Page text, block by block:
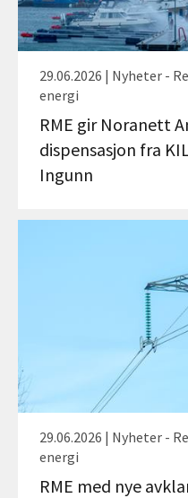
29.06.2026 | Nyheter -
energi
RME gir Noranett
dispensasjon fra
Ingunn
29.06.2026 | Nyheter -
energi
RME med nye